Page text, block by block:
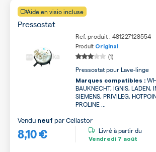
Aide en visio incluse
Pressostat
Ref. produit : 481227128554
Produit Original
(1)
Pressostat pour Lave-linge
Marques compatibles :
BAUKNECHT, IGNIS, LADEN,
SIEMENS, PRIVILEG,
PROLINE ...
8,10 €
Vendu neuf parCellastor
Livré à partir du
Vendredi 7 août